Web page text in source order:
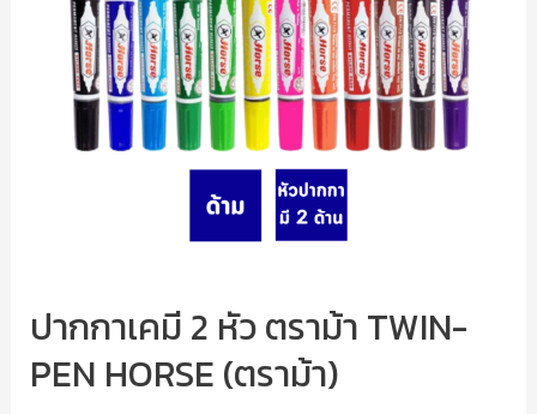
ปากกาเคมี 2 หัว ตราม้า TWIN-
PEN HORSE (ตราม้า)